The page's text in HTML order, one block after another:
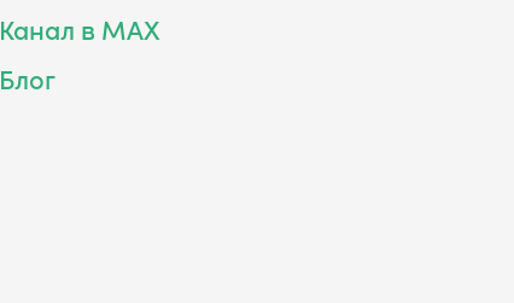
Канал в MAX
Блог